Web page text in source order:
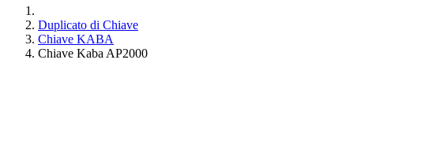
Duplicato di Chiave
Chiave KABA
Chiave Kaba AP2000